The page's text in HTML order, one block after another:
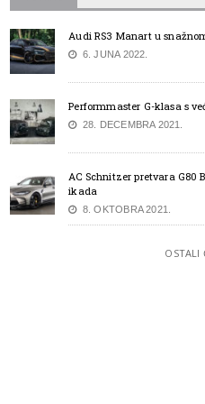
Audi RS3 Manart u
6. JUNA 2022.
Performmaster G-klasa s
28. DECEMBRA 2021.
AC Schnitzer pretvara G80
ikada
8. OKTOBRA 2021.
OSTALI